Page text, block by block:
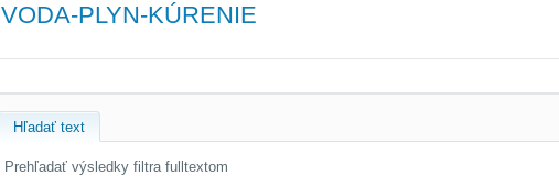
VODA-PLYN-KÚRENIE
Hľadať text
Prehľadať výsledky filtra fulltextom